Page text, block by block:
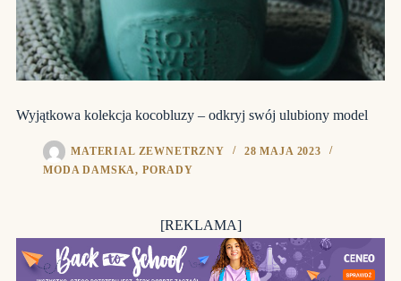
Wyjątkowa kolekcja kocobluzy – odkryj swój ulubiony model
MATERIAL ZEWNETRZNY
28 MAJA 2023
MODA DAMSKA, PORADY
[REKLAMA]